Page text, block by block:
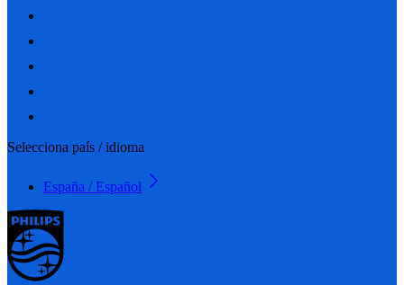
Selecciona país / idioma
España / Español